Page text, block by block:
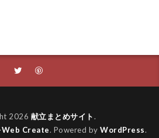
2026 献立まとめサイト.
Web Create. Powered byWordPress.